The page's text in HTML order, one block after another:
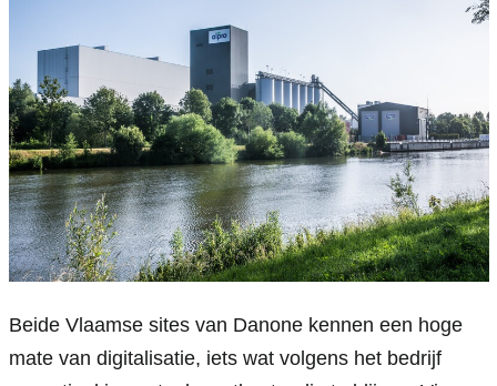
Beide Vlaamse sites van Danone kennen een hoge
mate van digitalisatie, iets wat volgens het bedrijf